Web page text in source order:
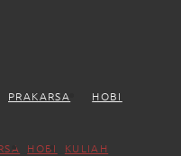
PRAKARSA
HOBI
HOBI KULIAH